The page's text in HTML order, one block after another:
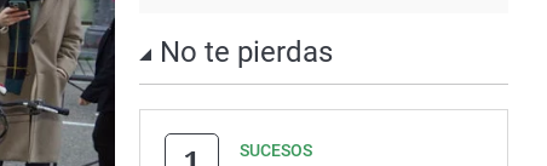
No te pierdas
SUCESOS